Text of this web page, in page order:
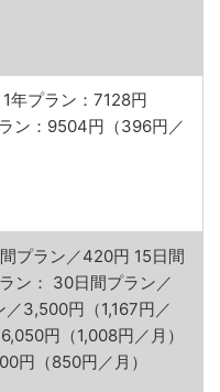
年プラン：7128円
ン：9504円（396円／
プラン／420円 15日間
ン： 30日間プラン／
3,500円（1,167円／
円（1,008円／月）
円（850円／月）